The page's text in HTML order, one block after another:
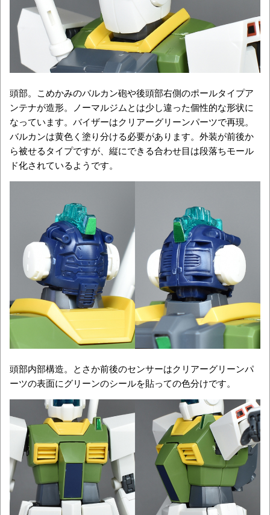
頭部。こめかみのバルカン砲や後頭部右側のポールタイプア
ンテナが造形。ノーマルジムとは少し違った個性的な形状に
なっています。バイザーはクリアーグリーンパーツで再現。
バルカンは黄色く塗り分ける必要があります。外装が前後か
ら被せるタイプですが、縦にできる合わせ目は段落ちモール
ド化されているようです。
頭部内部構造。とさか前後のセンサーはクリアーグリーンパ
ーツの表面にグリーンのシールを貼っての色分けです。